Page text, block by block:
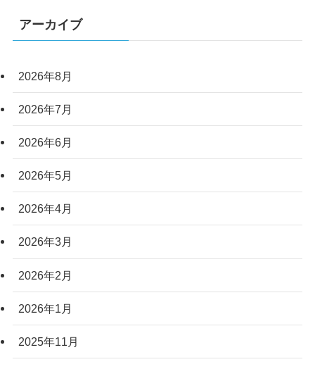
アーカイブ
2026年8月
2026年7月
2026年6月
2026年5月
2026年4月
2026年3月
2026年2月
2026年1月
2025年11月